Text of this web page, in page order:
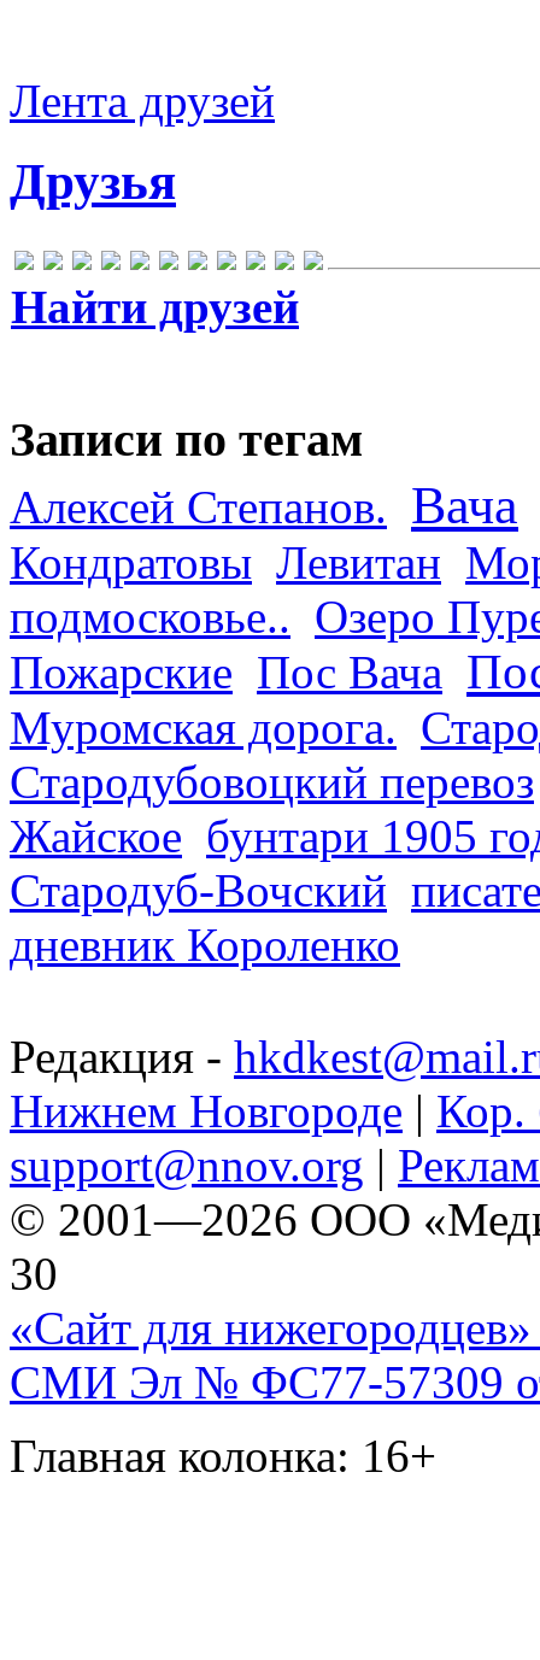
Лента друзей
Друзья
Найти друзей
Записи по тегам
Алексей Степанов. Вача
Кондратовы Левитан
подмосковье.. Озеро
Пожарские Пос Вача
Муромская дорога.
Стародубовоцкий перевоз
Жайское бунтари 1905
Стародуб-Вочский
дневник Короленко
Редакция -
Нижнем Новгороде | Кор.
support@nnov.org |
© 2001—2026 ООО
30
«Сайт для нижегородцев»
СМИ Эл № ФС77-57309
Главная колонка: 16+